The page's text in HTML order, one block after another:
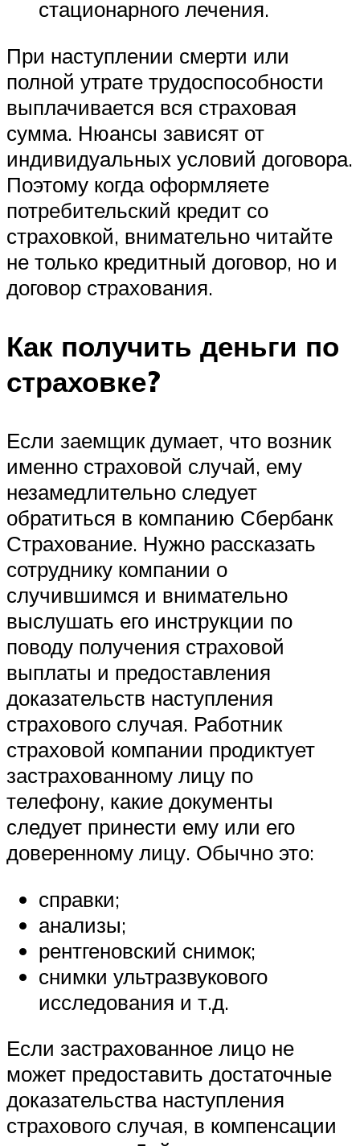
стационарного лечения.
При наступлении смерти или
полной утрате трудоспособности
выплачивается вся страховая
сумма. Нюансы зависят от
индивидуальных условий договора.
Поэтому когда оформляете
потребительский кредит со
страховкой, внимательно читайте
не только кредитный договор, но и
договор страхования.
Как получить деньги по
страховке?
Если заемщик думает, что возник
именно страховой случай, ему
незамедлительно следует
обратиться в компанию Сбербанк
Страхование. Нужно рассказать
сотруднику компании о
случившимся и внимательно
выслушать его инструкции по
поводу получения страховой
выплаты и предоставления
доказательств наступления
страхового случая. Работник
страховой компании продиктует
застрахованному лицу по
телефону, какие документы
следует принести ему или его
доверенному лицу. Обычно это:
справки;
анализы;
рентгеновский снимок;
снимки ультразвукового
исследования и т.д.
Если застрахованное лицо не
может предоставить достаточные
доказательства наступления
страхового случая, в компенсации